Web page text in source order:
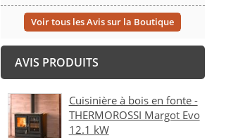
Voir tous les Avis sur la Boutique
AVIS PRODUITS
Cuisinière à bois en fonte -
THERMOROSSI Margot Evo
12.1 kW